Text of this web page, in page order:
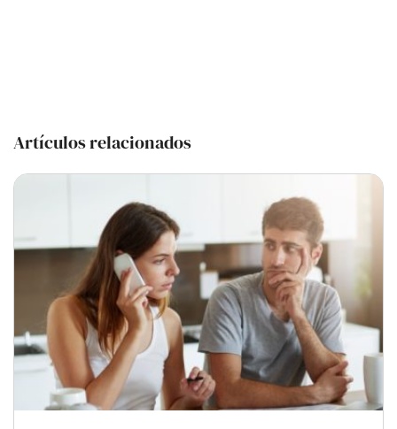
Artículos relacionados